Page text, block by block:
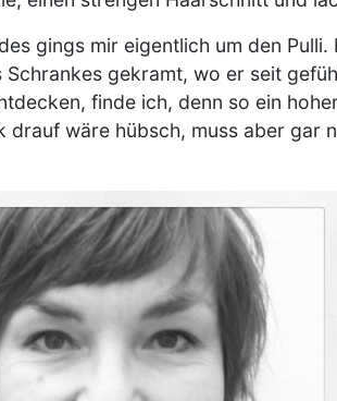
gings mir eigentlich um den Pulli.
gekramt, wo er seit
finde ich, denn so ein
drauf wäre hübsch, muss aber gar